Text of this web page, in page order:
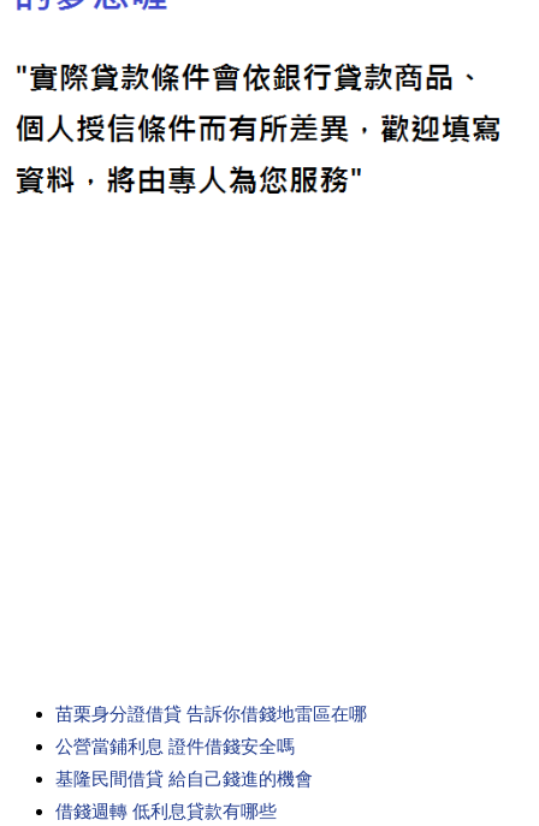
苗栗身分證借貸 告訴你借錢地雷區在哪
公營當鋪利息 證件借錢安全嗎
基隆民間借貸 給自己錢進的機會
借錢週轉 低利息貸款有哪些